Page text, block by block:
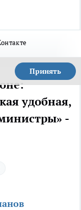
Принять
удобная,
-